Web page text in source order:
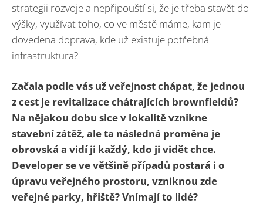
strategii rozvoje a nepřipouští si, že je třeba stavět do
výšky, využívat toho, co ve městě máme, kam je
dovedena doprava, kde už existuje potřebná
infrastruktura?
Začala podle vás už veřejnost chápat, že jednou
z cest je revitalizace chátrajících brownfieldů?
Na nějakou dobu sice v lokalitě vznikne
stavební zátěž, ale ta následná proměna je
obrovská a vidí ji každý, kdo ji vidět chce.
Developer se ve většině případů postará i o
úpravu veřejného prostoru, vzniknou zde
veřejné parky, hřiště? Vnímají to lidé?